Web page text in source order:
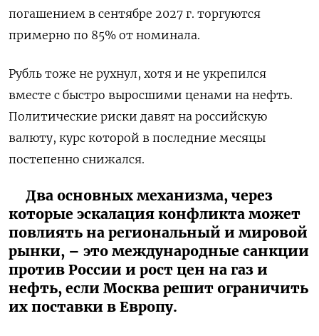
погашением в сентябре 2027 г. торгуются
примерно по 85% от номинала.
Рубль тоже не рухнул, хотя и не укрепился
вместе с быстро выросшими ценами на нефть.
Политические риски давят на российскую
валюту, курс которой в последние месяцы
постепенно снижался.
Два основных механизма, через
которые эскалация конфликта может
повлиять на региональный и мировой
рынки, – это международные санкции
против России и рост цен на газ и
нефть, если Москва решит ограничить
их поставки в Европу.